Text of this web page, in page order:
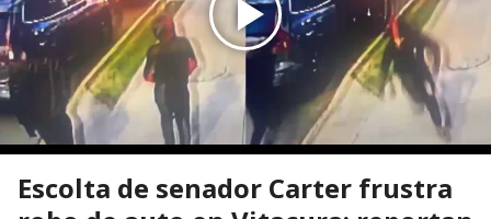
Escolta de senador Carter frustra